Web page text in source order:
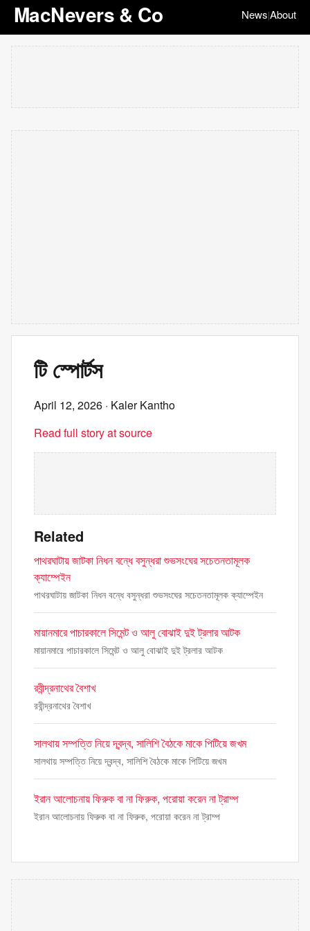
MacNevers & Co News|About
টি স্পোর্টস
April 12, 2026 · Kaler Kantho
Read full story at source
Related
পাথরঘাটায় জাটকা নিধন বন্ধে বসুন্ধরা শুভসংঘের সচেতনতামূলক
ক্যাম্পেইন
পাথরঘাটায় জাটকা নিধন বন্ধে বসুন্ধরা শুভসংঘের সচেতনতামূলক ক্যাম্পেইন
মায়ানমারে পাচারকালে সিমেন্ট ও আলু বোঝাই দুই ট্রলার আটক
মায়ানমারে পাচারকালে সিমেন্ট ও আলু বোঝাই দুই ট্রলার আটক
রবীন্দ্রনাথের বৈশাখ
রবীন্দ্রনাথের বৈশাখ
সালথায় সম্পত্তি নিয়ে দ্বন্দ্ব, সালিশি বৈঠকে মাকে পিটিয়ে জখম
সালথায় সম্পত্তি নিয়ে দ্বন্দ্ব, সালিশি বৈঠকে মাকে পিটিয়ে জখম
ইরান আলোচনায় ফিরুক বা না ফিরুক, পরোয়া করেন না ট্রাম্প
ইরান আলোচনায় ফিরুক বা না ফিরুক, পরোয়া করেন না ট্রাম্প